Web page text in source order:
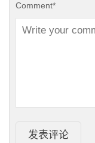
Comment*
发表评论